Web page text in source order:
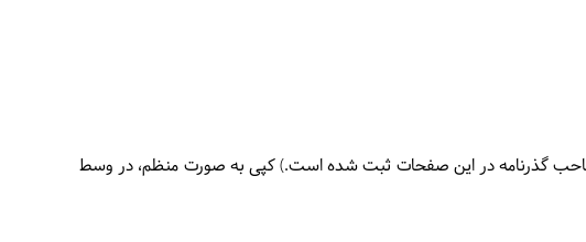
گذرنامه در این صفحات ثبت شده است.) کپی به صورت منظم، در وسط